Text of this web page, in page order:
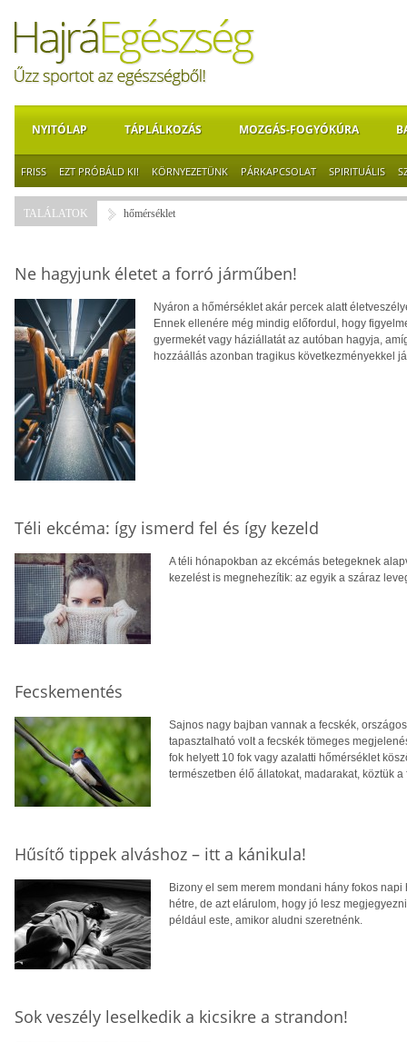
NYITÓLAP TÁPLÁLKOZÁS MOZGÁS-FOGYÓKÚRA
FRISS EZT PRÓBÁLD KI! KÖRNYEZETÜNK PÁRKAPCSOLAT SPIRITUÁLIS
TALÁLATOK hőmérséklet
Ne hagyjunk életet a forró járműben!
Nyáron a hőmérséklet akár percek alatt
Ennek ellenére még mindig előfordul, hogy
gyermekét vagy háziállatát az autóban hagyja,
hozzáállás azonban tragikus következményekkel
Téli ekcéma: így ismerd fel és így kezeld
A téli hónapokban az ekcémás betegeknek
kezelést is megnehezítik: az egyik a száraz
Fecskementés
Sajnos nagy bajban vannak a fecskék,
tapasztalható volt a fecskék tömeges
fok helyett 10 fok vagy azalatti hőmérséklet
természetben élő állatokat, madarakat, köztük a
Hűsítő tippek alváshoz – itt a kánikula!
Bizony el sem merem mondani hány fokos
hétre, de azt elárulom, hogy jó lesz
például este, amikor aludni szeretnénk.
Sok veszély leselkedik a kicsikre a strandon!